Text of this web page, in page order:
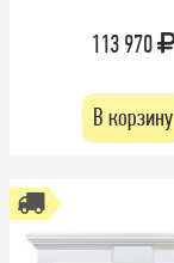
113 970
В корзину